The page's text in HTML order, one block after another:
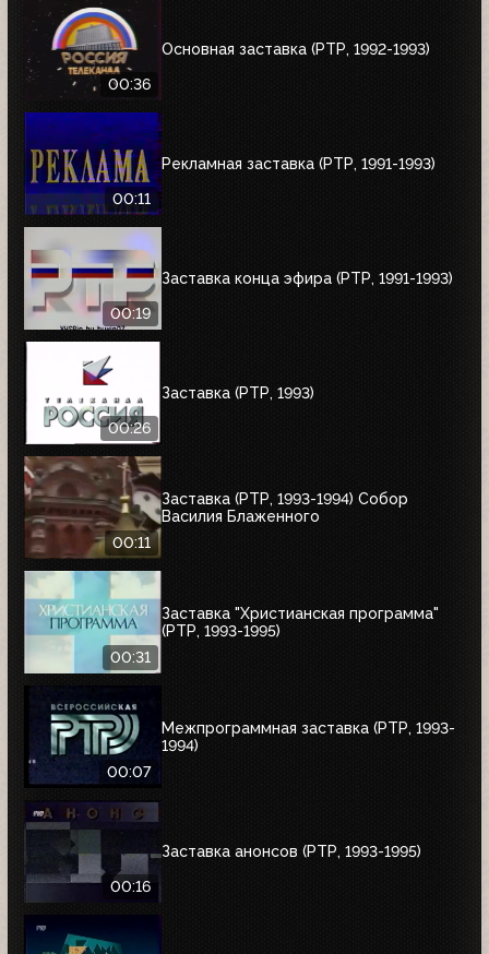
00:36
Основная заставка (РТР, 1992-1993)
00:11
Рекламная заставка (РТР, 1991-1993)
00:19
Заставка конца эфира (РТР, 1991-1993)
00:26
Заставка (РТР, 1993)
00:11
Заставка (РТР, 1993-1994) Собор
Василия Блаженного
00:31
Заставка "Христианская программа"
(РТР, 1993-1995)
00:07
Межпрограммная заставка (РТР, 1993-
1994)
00:16
Заставка анонсов (РТР, 1993-1995)